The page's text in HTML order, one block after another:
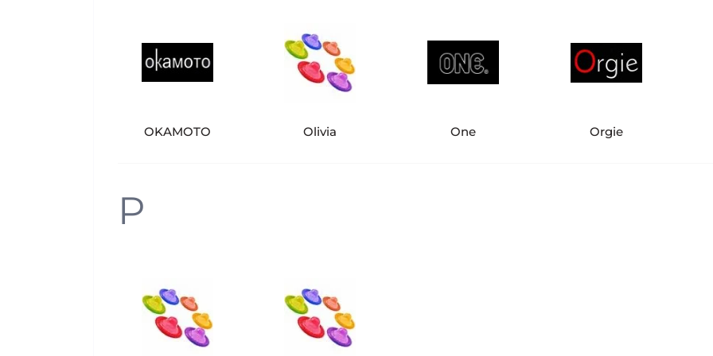
OKAMOTO Olivia One Orgie
P